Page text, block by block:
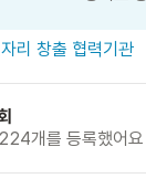
리 창출 협력기관
개를 등록했어요